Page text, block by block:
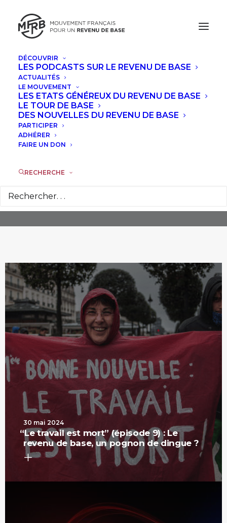
DÉCOUVRIR
LES PODCASTS SUR LE REVENU DE BASE
ACTUALITÉS
LE MOUVEMENT
LES ETATS GÉNÉREUX DU REVENU DE BASE
LE TOUR DE BASE
DES NOUVELLES DU REVENU DE BASE
PARTICIPER
ADHÉRER
FAIRE UN DON
RECHERCHE
30 mai 2024
“Le travail est mort” (épisode 9) : Le
revenu de base, un pognon de dingue ?